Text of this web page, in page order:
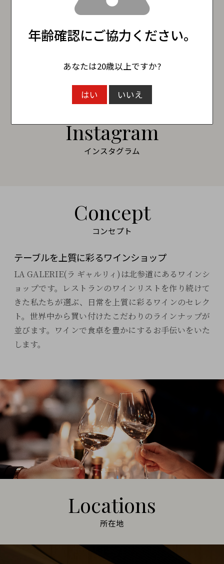
BLANC
News
新着情報
Instagram
インスタグラム
Concept
コンセプト
テーブルを上質に彩るワインショップ
LA GALERIE(ラ ギャルリィ)は北参道にあるワインシ
ョップです。レストランのワインリストを作り続けて
きた私たちが選ぶ、日常を上質に彩るワインのセレク
ト。世界中から買い付けたこだわりのラインナップが
並びます。ワインで食卓を豊かにするお手伝いをいた
します。
Locations
所在地
年齢確認にご協力ください。
あなたは20歳以上ですか?
はい いいえ